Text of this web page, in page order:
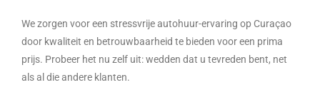
We zorgen voor een stressvrije autohuur-ervaring op Curaçao
door kwaliteit en betrouwbaarheid te bieden voor een prima
prijs. Probeer het nu zelf uit: wedden dat u tevreden bent, net
als al die andere klanten.